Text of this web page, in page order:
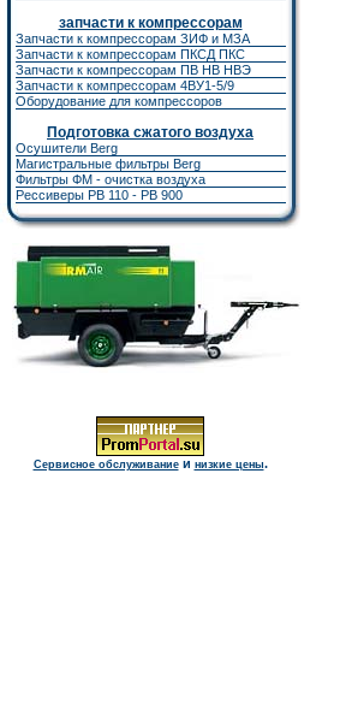
запчасти к компрессорам
Запчасти к компрессорам ЗИФи МЗА
Запчасти к компрессорам ПКСД ПКС
Запчасти к компрессорам ПВ НВ НВЭ
Запчасти к компрессорам 4ВУ1-5/9
Оборудование для компрессоров
Подготовка сжатого воздуха
Осушители Berg
Магистральные фильтры Berg
Фильтры ФМ - очистка воздуха
Рессиверы РВ 110 - РВ 900
Сервисное обслуживаниеи низкие цены.